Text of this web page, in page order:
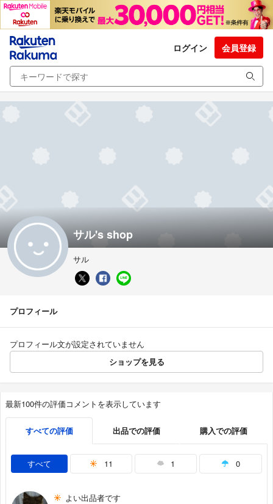
ログイン 会員登録
サル's shop
サル
プロフィール
プロフィール文が設定されていません
ショップを見る
最新100件の評価コメントを表示しています
すべての評価 出品での評価 購入での評価
すべて 11 1 0
よい出品者です